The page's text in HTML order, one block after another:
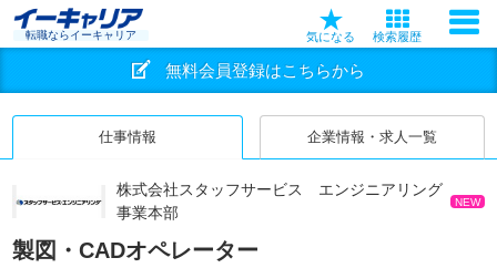
転職ならイーキャリア 気になる 検索履歴
無料会員登録はこちらから
仕事情報 企業情報・求人一覧
株式会社スタッフサービス エンジニアリング
事業本部
NEW
製図・CADオペレーター